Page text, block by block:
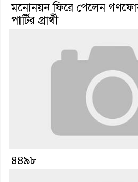
মনোনয়ন ফিরে পেলেন
পার্টির প্রার্থী
৪৪৯৮